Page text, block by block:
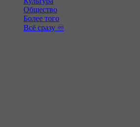
Общество
Более того
Всё сразу ♾️